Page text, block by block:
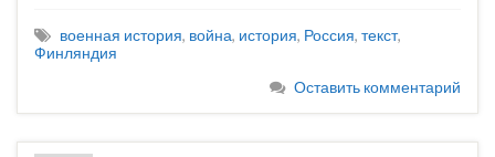
военная история, война, история, Россия, текст,
Финляндия
Оставить комментарий